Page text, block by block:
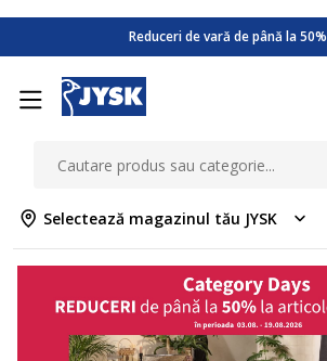
Category Days
Reduceri de vară de până la 50%
Află mai multe >>
Reduceri de vară de până la 50%
Selectează magazinul tău JYSK